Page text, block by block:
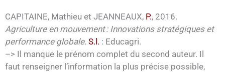
CAPITAINE, Mathieu et JEANNEAUX, P., 2016.
Agriculture en mouvement : Innovations stratégiques et
performance globale. S.l. : Educagri.
–> Il manque le prénom complet du second auteur. Il
faut renseigner l’information la plus précise possible,